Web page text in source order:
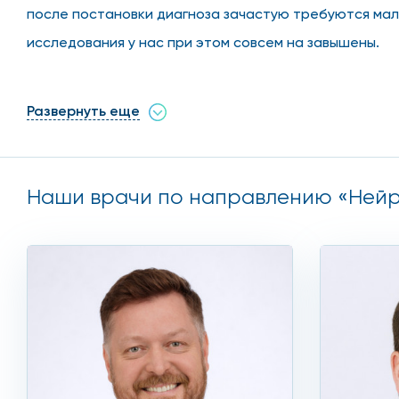
после постановки диагноза зачастую требуются
исследования у нас при этом совсем на завышены.
Заболевания, которые
сосредоточено внимание нейрохирурга – это
Инсульт;
Опухоли;
Болезни сосудов головного мозга;
Развернуть еще
Наши врачи по направлению